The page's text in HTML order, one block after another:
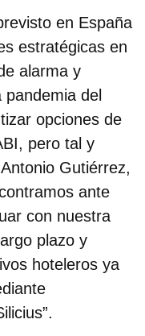
en España
estratégicas en
alarma y
pandemia del
opciones de
pero tal y
Gutiérrez,
ante
con nuestra
plazo y
hoteleros ya